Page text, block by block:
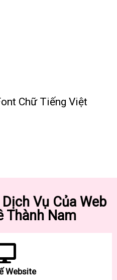
Chữ Tiếng Việt
Vụ Của Web
Thành Nam
Website